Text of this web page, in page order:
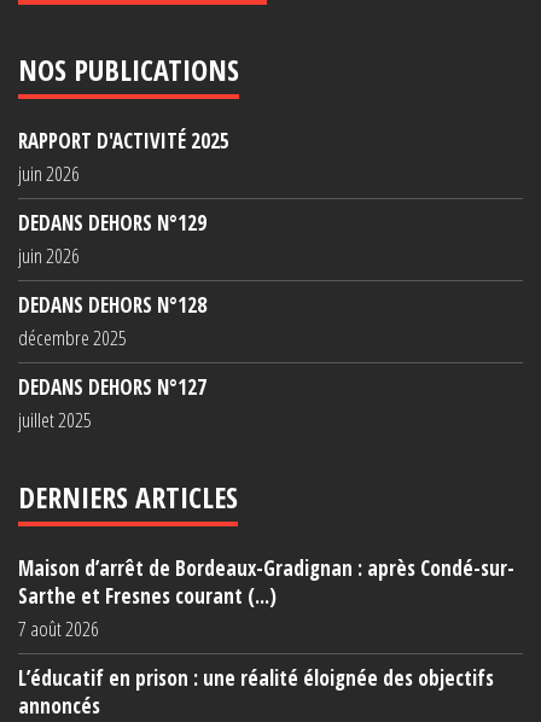
NOS PUBLICATIONS
RAPPORT D'ACTIVITÉ 2025
juin 2026
DEDANS DEHORS N°129
juin 2026
DEDANS DEHORS N°128
décembre 2025
DEDANS DEHORS N°127
juillet 2025
DERNIERS ARTICLES
Maison d’arrêt de Bordeaux-Gradignan : après Condé-sur-
Sarthe et Fresnes courant (...)
7 août 2026
L’éducatif en prison : une réalité éloignée des objectifs
annoncés